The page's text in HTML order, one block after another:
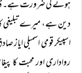
ہونے کی ضرورت ہے۔
دین ہے، میرے تبلیغی
اسپیکر قومی اسمبلی
رواداری اور محبت کا